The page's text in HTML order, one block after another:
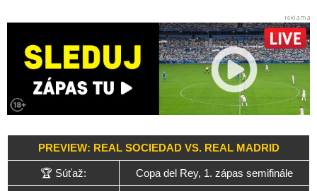
PREVIEW: REAL SOCIEDAD VS. REAL MADRID
🏆 Súťaž: Copa del Rey, 1. zápas semifinále